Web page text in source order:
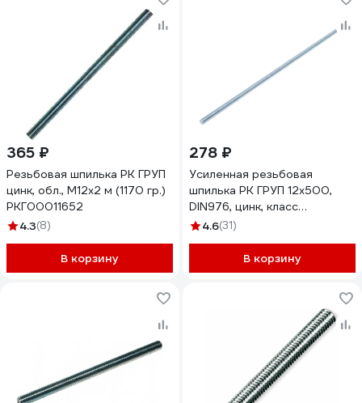
365 ₽
Резьбовая шпилька РК ГРУП
цинк, обл., М12x2 м (1170 гр.)
РКГ00011652
4.3(8)
В корзину
278 ₽
Усиленная резьбовая
шпилька РК ГРУП 12x500,
DIN976, цинк, класс
прочности 6,8,
4.6(31)
В корзину